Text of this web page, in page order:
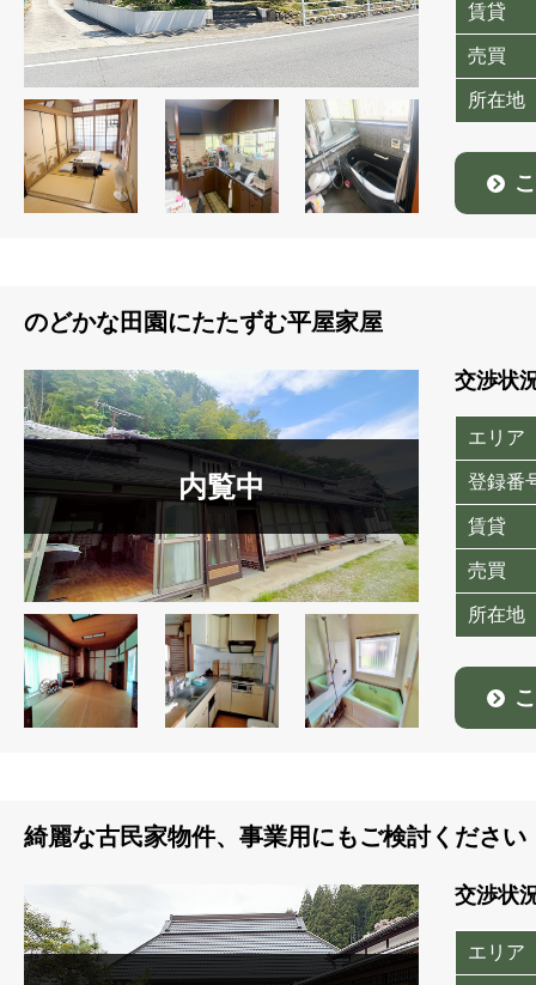
賃貸
売買
所在地
のどかな田園にたたずむ平屋家屋
交渉状
エリア
登録番
賃貸
売買
所在地
綺麗な古民家物件、事業用にもご検討ください
交渉状
エリア